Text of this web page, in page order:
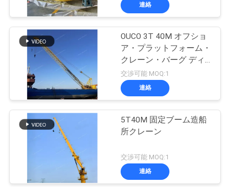
連絡
OUCO 3T 40M オフショ
ア・プラットフォーム・
クレーン・バーグ ディ
ーゼルエンジン搭載
交渉可能 MOQ:1
連絡
5T40M 固定ブーム造船
所クレーン
交渉可能 MOQ:1
連絡